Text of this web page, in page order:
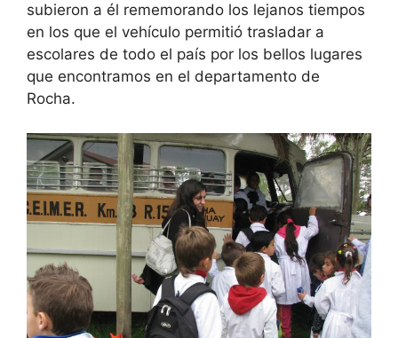
subieron a él rememorando los lejanos tiempos
en los que el vehículo permitió trasladar a
escolares de todo el país por los bellos lugares
que encontramos en el departamento de
Rocha.